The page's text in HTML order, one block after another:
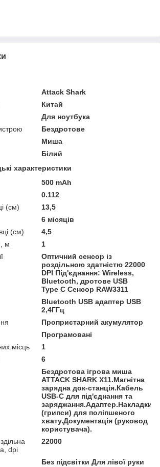
Attack Shark
Китай
Для ноутбука
Бездротове
Миша
Білий
характеристики
500 mAh
0.112
(см)
13,5
6 місяців
(см)
4,5
м
1
Оптичний сенсор із
роздільною здатністю 22000
DPI Під'єднання: Wireless,
Bluetooth, дротове USB
Type C Сенсор RAW3311
Bluetooth USB адаптер USB
2,4ГГц
Проприєтарний акумулятор
Програмовані
місць
1
6
Бездротова ігрова миша
ATTACK SHARK X11.Магнітна
зарядна док-станція.Кабель
USB-C для під'єднання та
заряджання.Адаптер.Накладки
(грипси) для поліпшеного
хвату.Документація (руковод
користувача).
dpi
22000
Без підсвітки Для лівої руки